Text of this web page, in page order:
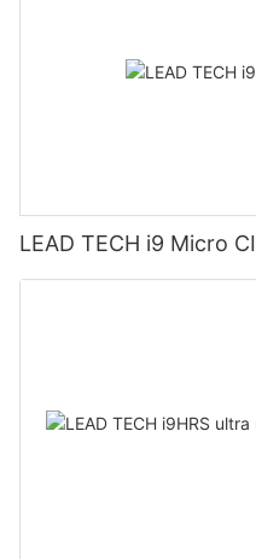
LEAD TECH i9 Micro